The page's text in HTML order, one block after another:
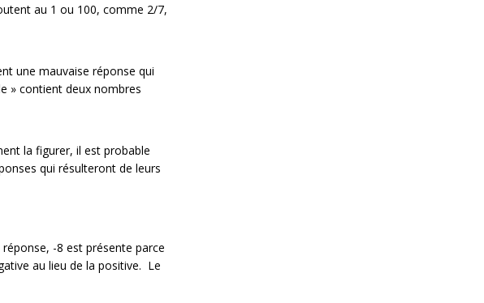
au 1 ou 100, comme 2/7,
une mauvaise réponse qui
» contient deux nombres
la figurer, il est probable
qui résulteront de leurs
-8 est présente parce
au lieu de la positive. Le